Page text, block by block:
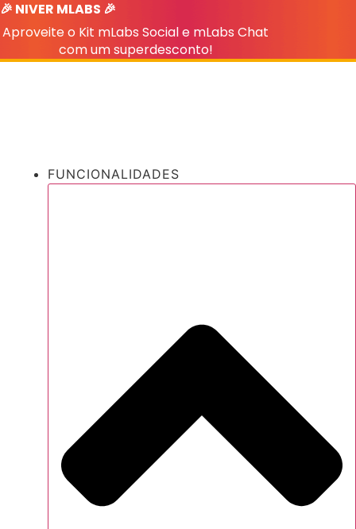
Ir
para
conteúdo
🎉 NIVER MLABS 🎉
Aproveite o Kit mLabs Social e mLabs Chat
com um superdesconto!
FUNCIONALIDADES